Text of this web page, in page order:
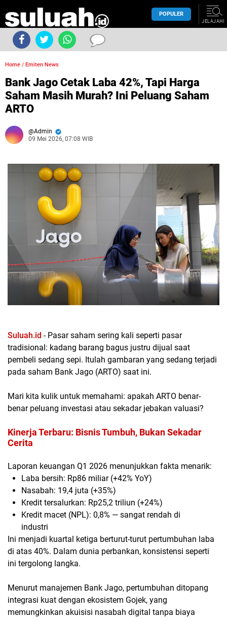
POPULER
JELAJAHI
Home / Emiten News
Bank Jago Cetak Laba 42%, Tapi Harga
Saham Masih Murah? Ini Peluang Saham
ARTO
Admin
09 Mei 2026, 07:08 WIB
Suluah.id - Pasar saham sering kali seperti pasar
tradisional: kadang barang bagus justru dijual saat
pembeli sedang sepi. Itulah gambaran yang sedang terjadi
pada saham Bank Jago (ARTO) saat ini.
Mari kita kulik untuk memahami: apakah ARTO benar-
benar peluang investasi atau sekadar jebakan valuasi?
Kinerja Terbaru: Bisnis Tumbuh, Bukan Sekadar
Cerita
Laporan keuangan Q1 2026 menunjukkan fakta menarik:
Laba bersih: Rp86 miliar(+42% YoY)
Nasabah: 19,4 juta (+35%)
Kredit tersalurkan: Rp25,2 triliun (+24%)
Kredit macet (NPL): 0,8% — sangat rendah di
industri
Ini menjadi kuartal ketiga berturut-turut pertumbuhan laba
di atas 40%. Dalam dunia perbankan, konsistensi seperti
ini tergolong langka.
Menurut manajemen Bank Jago, pertumbuhan ditopang
integrasi kuat dengan ekosistem Gojek, yang
memungkinkan akuisisi nasabah digital tanpa biaya